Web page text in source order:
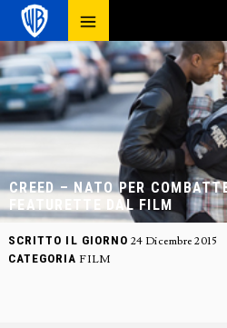
CREED – NATO PER
FEATURETTE DAL FILM
SCRITTO IL GIORNO 24 Dicembre 2015
CATEGORIA FILM